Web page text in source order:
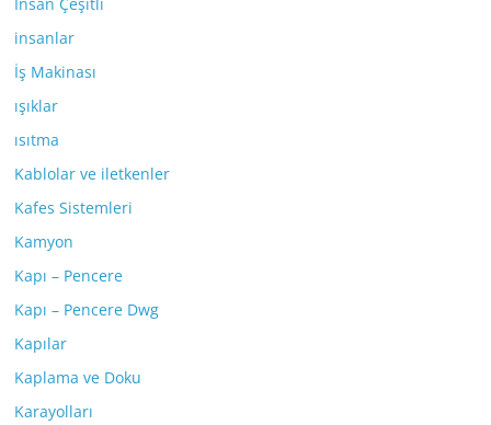
insanlar
İş Makinası
ışıklar
ısıtma
Kablolar ve iletkenler
Kafes Sistemleri
Kamyon
Kapı – Pencere
Kapı – Pencere Dwg
Kapılar
Kaplama ve Doku
Karayolları